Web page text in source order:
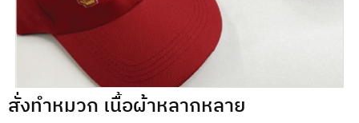
สั่งทำหมวก เนื้อผ้าหลากหลาย